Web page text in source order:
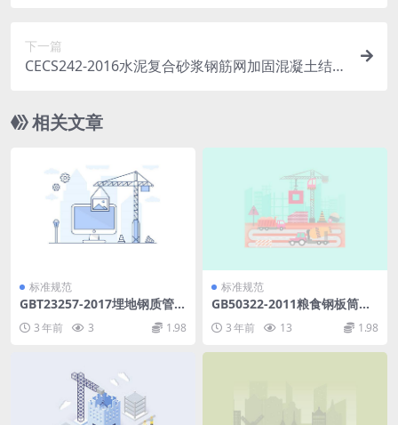
下一篇
CECS242-2016水泥复合砂浆钢筋网加固混凝土结构
相关文章
标准规范
GBT23257-2017埋地钢质管道
3 年前 3 1.98
标准规范
GB50322-2011粮食钢板筒仓
3 年前 13 1.98